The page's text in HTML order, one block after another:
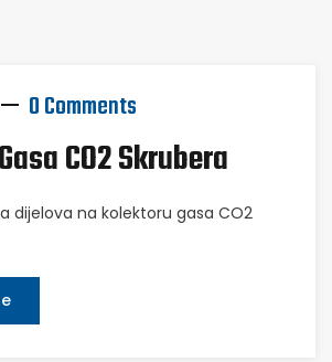
0 Comments
CO2 Skrubera
dijelova na kolektoru gasa CO2